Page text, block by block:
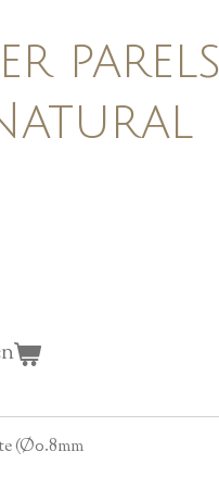
parels
(Ø0.8mm